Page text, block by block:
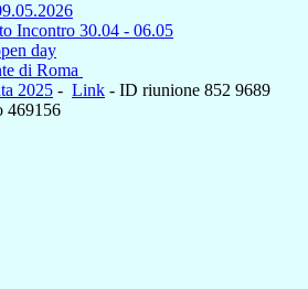
Incontro 30.04 - 06.05
day
di Roma
2025 - Link - ID riunione 852 9689
469156